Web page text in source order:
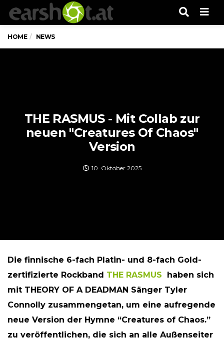
HOME NEWS
THE RASMUS - Mit Collab zur
neuen "Creatures Of Chaos"
Version
10. Oktober 2025
Die finnische 6-fach Platin- und 8-fach Gold-
zertifizierte Rockband THE RASMUS
haben sich
mit THEORY OF A DEADMAN Sänger Tyler
Connolly zusammengetan, um eine aufregende
neue Version der Hymne “Creatures of Chaos.”
zu veröffentlichen, die sich an alle Außenseiter